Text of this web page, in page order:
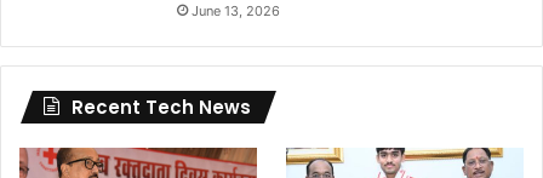
June 13, 2026
Recent Tech News